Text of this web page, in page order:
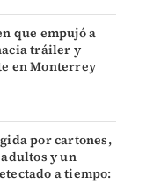
que empujó a
tráiler y
en Monterrey
por cartones,
y un
a tiempo: